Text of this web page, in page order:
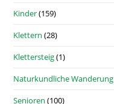
Kinder(159)
Klettern (28)
Klettersteig(1)
Naturkundliche Wanderung
Senioren (100)